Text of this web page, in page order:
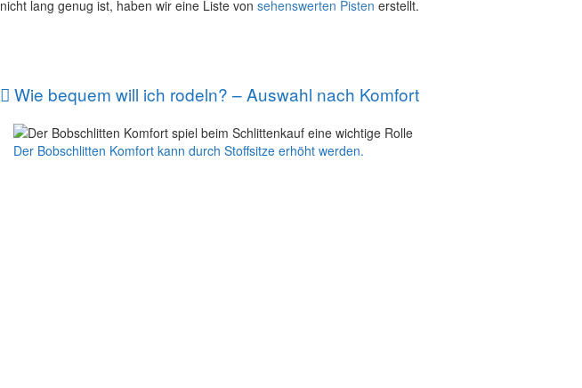
nicht lang genug ist, haben wir eine Liste von sehenswerten Pisten erstellt.
Wie bequem will ich rodeln? – Auswahl nach Komfort
Der Bobschlitten Komfort kann durch Stoffsitze erhöht werden.